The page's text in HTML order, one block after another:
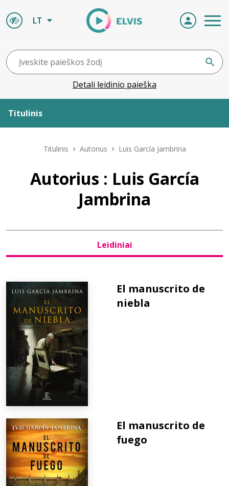
LT
Detali leidinio paieška
Titulinis
Leidiniai
Naujienos
Bibliotekoms
D.U.K.
Titulinis Autorius Luis García Jambrina
Autorius : Luis García
Jambrina
Leidiniai
El manuscrito de
niebla
El manuscrito de
fuego